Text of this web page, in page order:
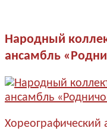
Народный
ансамбль
Хореографический